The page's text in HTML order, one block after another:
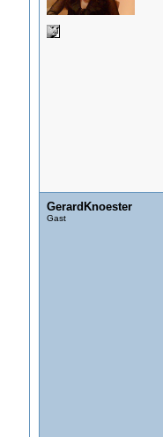
GerardKnoester
Gast